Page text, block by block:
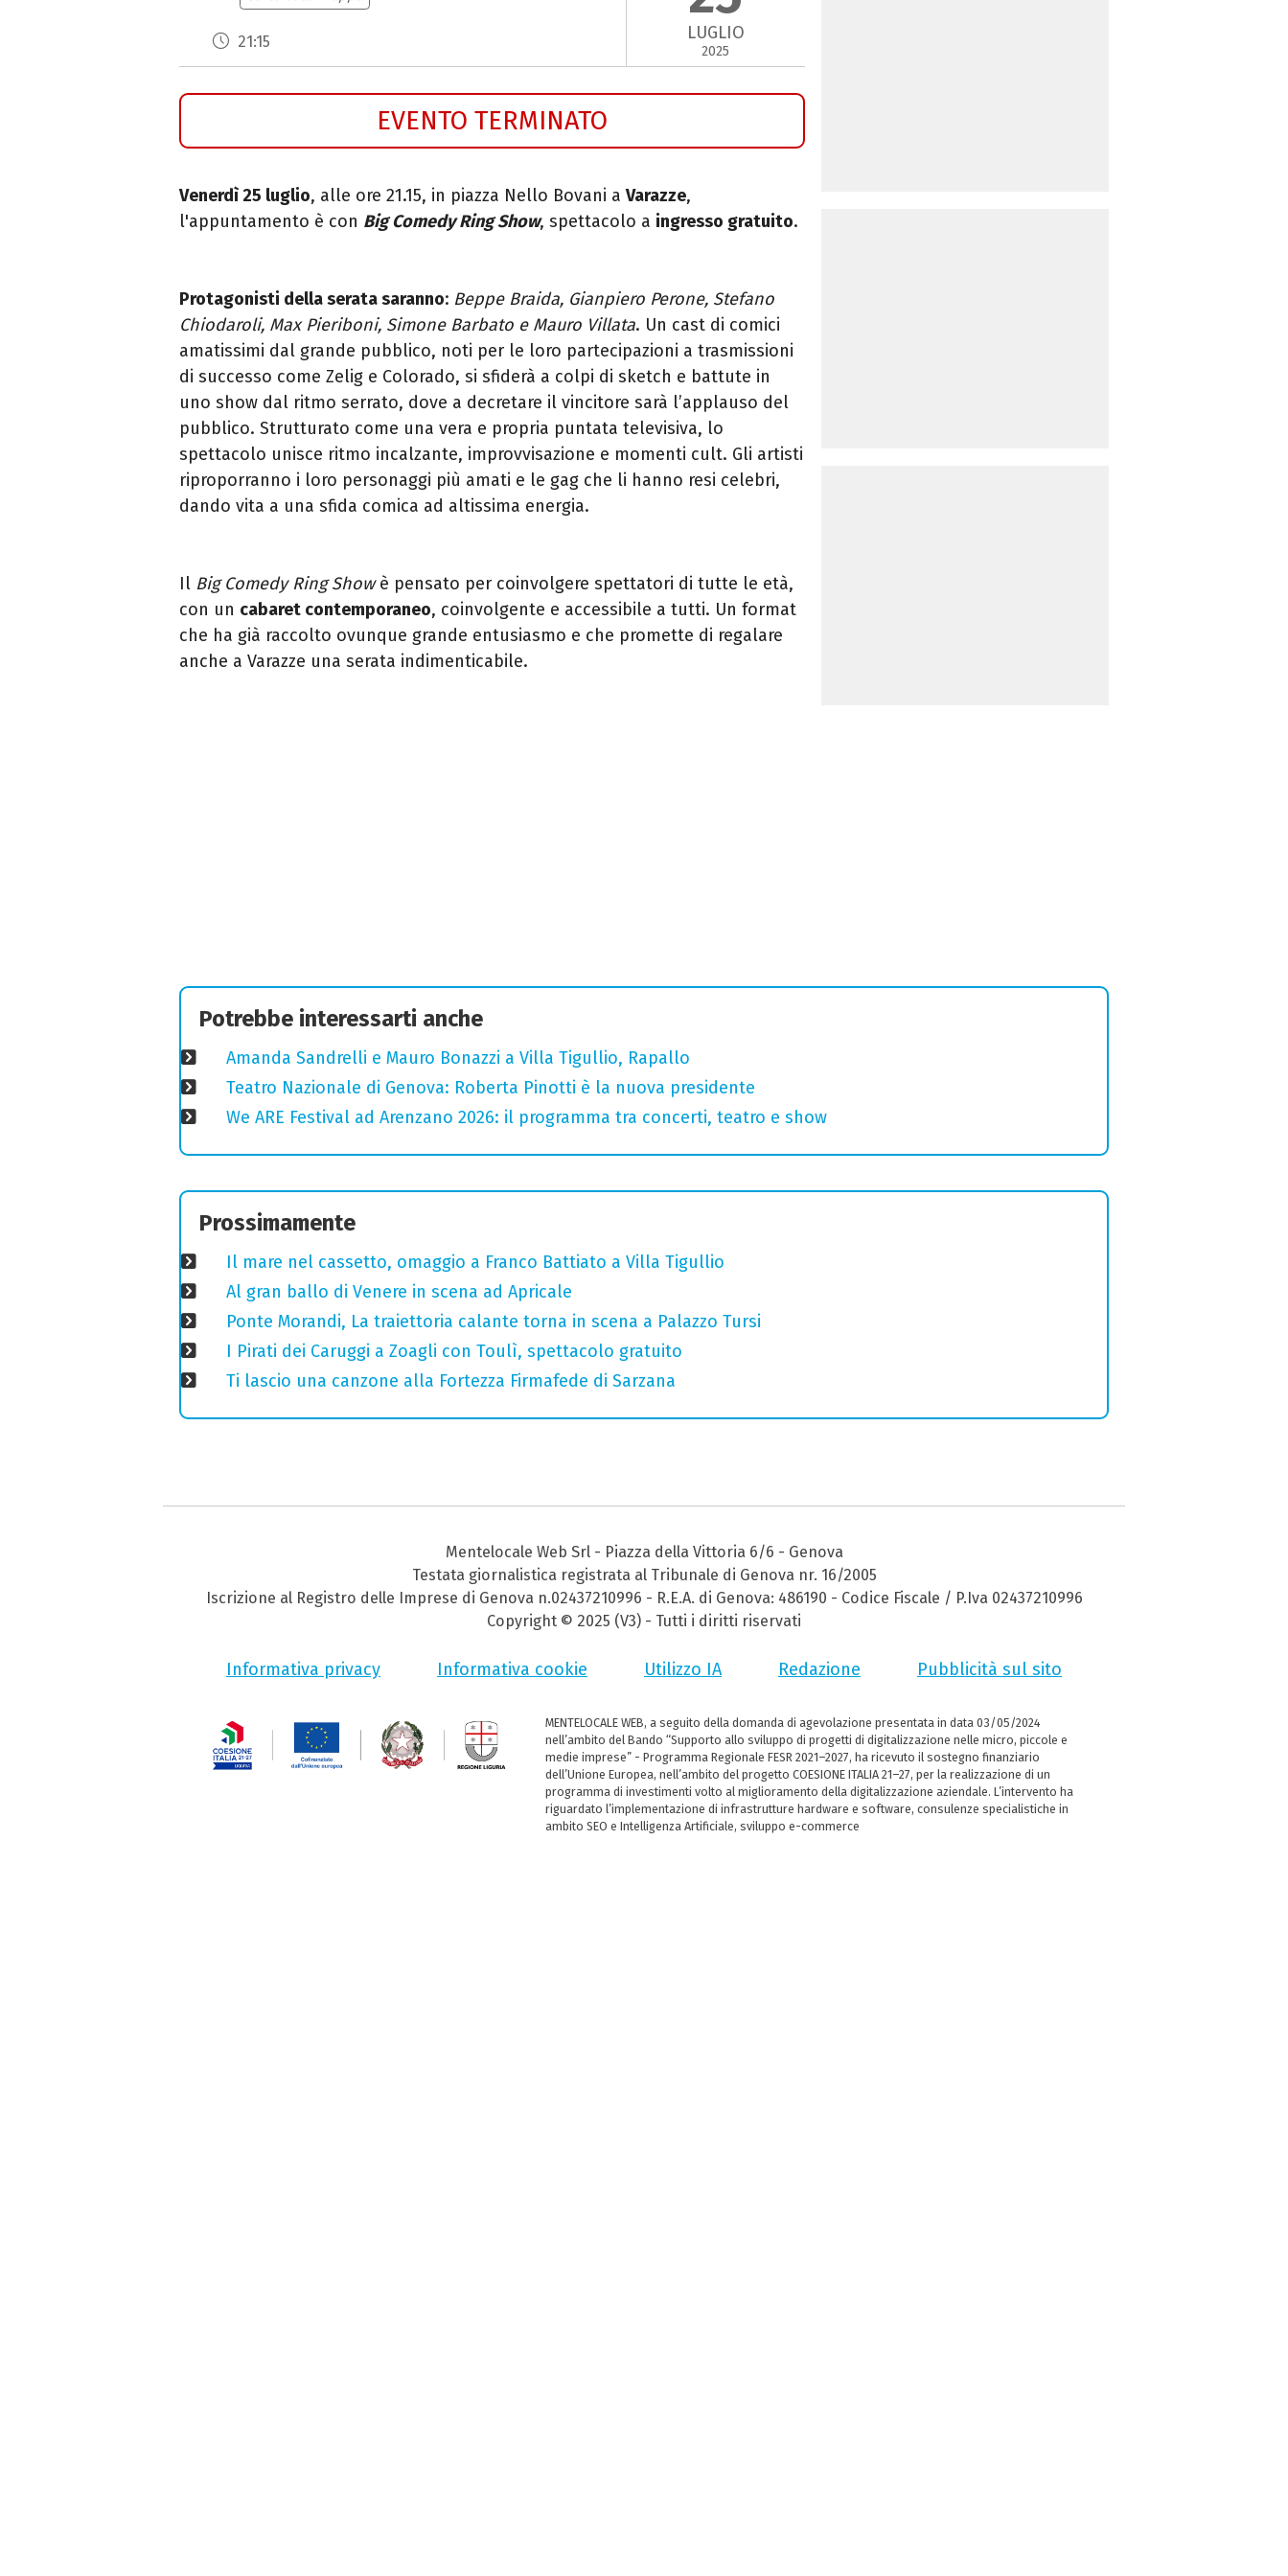
21:15 LUGLIO
2025
EVENTO TERMINATO
Venerdì 25 luglio, alle ore 21.15, in piazza Nello Bovani a Varazze,
l'appuntamento è con Big Comedy Ring Show, spettacolo a ingresso gratuito.
Protagonisti della serata saranno: Beppe Braida, Gianpiero Perone, Stefano
Chiodaroli, Max Pieriboni, Simone Barbato e Mauro Villata. Un cast di comici
amatissimi dal grande pubblico, noti per le loro partecipazioni a trasmissioni
di successo come Zelig e Colorado, si sfiderà a colpi di sketch e battute in
uno show dal ritmo serrato, dove a decretare il vincitore sarà l’applauso del
pubblico. Strutturato come una vera e propria puntata televisiva, lo
spettacolo unisce ritmo incalzante, improvvisazione e momenti cult. Gli artisti
riproporranno i loro personaggi più amati e le gag che li hanno resi celebri,
dando vita a una sfida comica ad altissima energia.
Il Big Comedy Ring Showè pensato per coinvolgere spettatori di tutte le età,
con un cabaret contemporaneo, coinvolgente e accessibile a tutti. Un format
che ha già raccolto ovunque grande entusiasmo e che promette di regalare
anche a Varazze una serata indimenticabile.
Potrebbe interessarti anche
Amanda Sandrelli e Mauro Bonazzi a Villa Tigullio, Rapallo
Teatro Nazionale di Genova: Roberta Pinotti è la nuova presidente
We ARE Festival ad Arenzano 2026: il programma tra concerti, teatro e show
Prossimamente
Il mare nel cassetto, omaggio a Franco Battiato a Villa Tigullio
Al gran ballo di Venere in scena ad Apricale
Ponte Morandi, La traiettoria calante torna in scena a Palazzo Tursi
I Pirati dei Caruggi a Zoagli con Toulì, spettacolo gratuito
Ti lascio una canzone alla Fortezza Firmafede di Sarzana
Mentelocale Web Srl - Piazza della Vittoria 6/6 - Genova
Testata giornalistica registrata al Tribunale di Genova nr. 16/2005
Iscrizione al Registro delle Imprese di Genova n.02437210996 - R.E.A. di Genova: 486190 - Codice Fiscale / P.Iva 02437210996
Copyright © 2025 (V3) - Tutti i diritti riservati
Informativa privacy Informativa cookie Utilizzo IA Redazione Pubblicità sul sito
MENTELOCALE WEB, a seguito della domanda di agevolazione presentata in data 03/05/2024
nell’ambito del Bando “Supporto allo sviluppo di progetti di digitalizzazione nelle micro, piccole e
medie imprese” - Programma Regionale FESR 2021–2027, ha ricevuto il sostegno finanziario
dell’Unione Europea, nell’ambito del progetto COESIONE ITALIA 21–27, per la realizzazione di un
programma di investimenti volto al miglioramento della digitalizzazione aziendale. L’intervento ha
riguardato l’implementazione di infrastrutture hardware e software, consulenze specialistiche in
ambito SEO e Intelligenza Artificiale, sviluppo e-commerce